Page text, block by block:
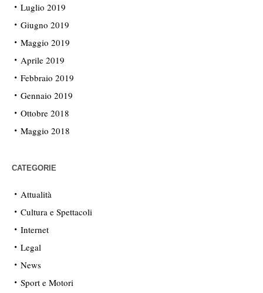
Luglio 2019
Giugno 2019
Maggio 2019
Aprile 2019
Febbraio 2019
Gennaio 2019
Ottobre 2018
Maggio 2018
CATEGORIE
Attualità
Cultura e Spettacoli
Internet
Legal
News
Sport e Motori